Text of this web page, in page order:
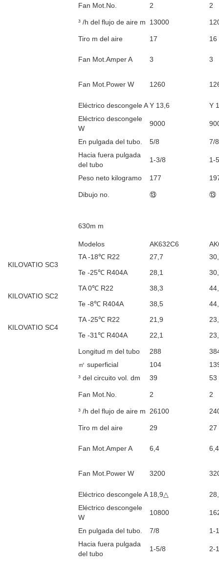
Fan Mot.No. 2 2
³ /h del flujo de aire m 13000
Tiro m del aire 17 16
Fan Mot.Amper A 3 3
Fan Mot.Power W 1260
Eléctrico descongele AY 13,6
Y
Eléctrico descongele
W
9000
En pulgada del tubo. 5/8
7/8
Hacia fuera pulgada
del tubo
1-3/8 1-
Peso neto kilogramo 177
Dibujo no. ⑬ ⑬
630m m
Modelos AK632C6
KILOVATIO SC3
TA -18℃ R22 27,7
Te -25℃ R404A
28,1
KILOVATIO SC2
TA 0℃ R22 38,3
Te -8℃ R404A
38,5
KILOVATIO SC4
TA -25℃ R22 21,9
Te -31℃ R404A
22,1
Longitud m del tubo 288
㎡ superficial
104
³ del circuito vol. dm
39 53
Fan Mot.No. 2 2
³ /h del flujo de aire m 26100
Tiro m del aire 29 27
Fan Mot.Amper A 6,4 6,4
Fan Mot.Power W 3200
Eléctrico descongele A 18,9△
Eléctrico descongele
W
10800
En pulgada del tubo. 7/8
1-
Hacia fuera pulgada
del tubo
1-5/8 2-